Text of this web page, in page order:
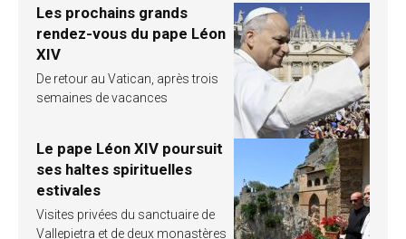
Les prochains grands
rendez-vous du pape Léon
XIV
De retour au Vatican, après trois
semaines de vacances
Le pape Léon XIV poursuit
ses haltes spirituelles
estivales
Visites privées du sanctuaire de
Vallepietra et de deux monastères